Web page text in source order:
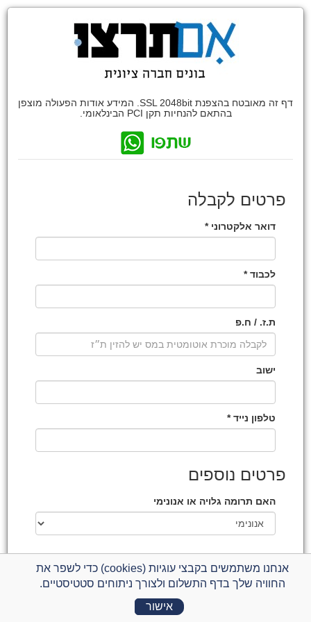
דף זה מאובטח בהצפנת SSL 2048bit. המידע אודות הפעולה מוצפן
בהתאם להנחיות תקן PCI הבינלאומי.
פרטים לקבלה
דואר אלקטרוני *
לכבוד *
ת.ז. / ח.פ
ישוב
טלפון נייד *
פרטים נוספים
האם תרומה גלויה או אנונימי
התשלום מתבצע באמצעות חברת קארדקום -סליקת אשראי
לעסקים
בתקן האבטחה המחמיר ביותר ובהתאם
אנחנו משתמשים בקבצי עוגיות (cookies) כדי לשפר את
החוויה שלך בדף התשלום ולצורך ניתוחים סטטיסטיים.